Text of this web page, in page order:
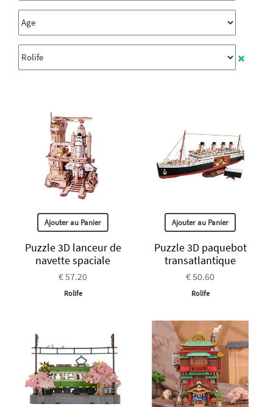
Ajouter au Panier
Puzzle 3D lanceur de
navette spaciale
€ 57.20
Rolife
Ajouter au Panier
Puzzle 3D paquebot
transatlantique
€ 50.60
Rolife